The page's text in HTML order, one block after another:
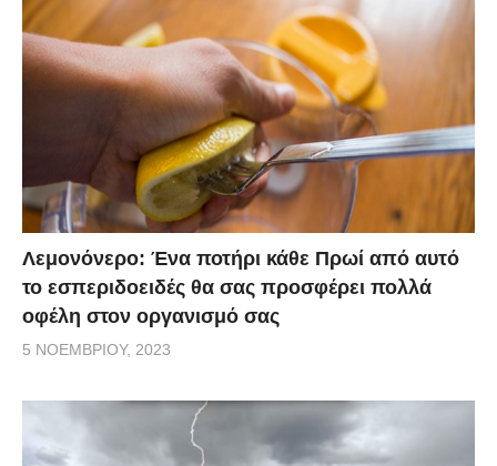
Λεμονόνερο: Ένα ποτήρι κάθε Πρωί από αυτό
το εσπεριδοειδές θα σας προσφέρει πολλά
οφέλη στον οργανισμό σας
5 ΝΟΕΜΒΡΊΟΥ, 2023